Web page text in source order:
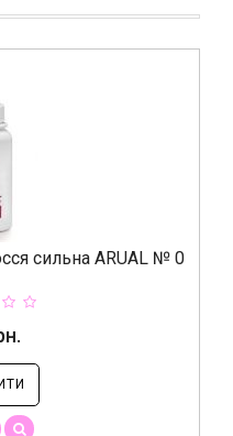
сильна ARUAL № 0